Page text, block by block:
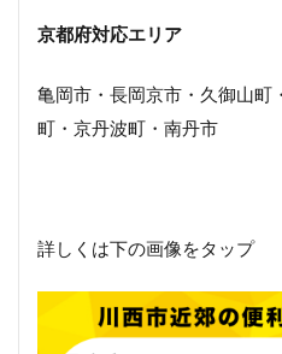
京都府対応エリア
亀岡市・長岡京市・久御山町
町・京丹波町・南丹市
詳しくは下の画像をタップ